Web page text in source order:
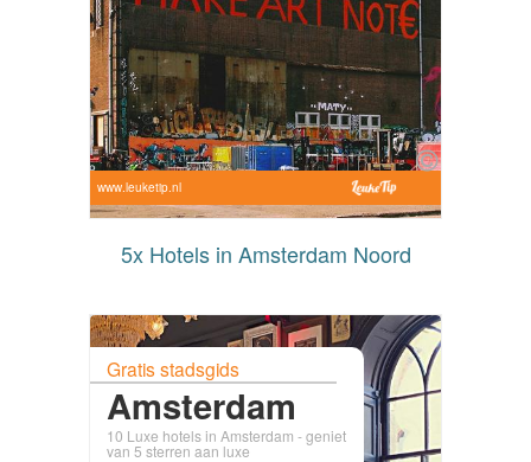
www.leuketip.nl
5x Hotels in Amsterdam Noord
Gratis stadsgids
Amsterdam
10 Luxe hotels in Amsterdam - geniet
van 5 sterren aan luxe